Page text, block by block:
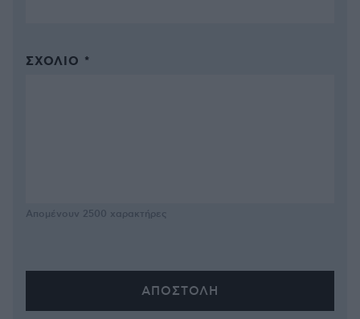
ΣΧΌΛΙΟ *
Απομένουν 2500 χαρακτήρες